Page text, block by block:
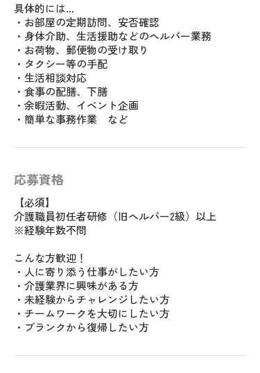
具体的には…
・お部屋の定期訪問、安否確認
・身体介助、生活援助などのヘルパー業務
・お荷物、郵便物の受け取り
・タクシー等の手配
・生活相談対応
・食事の配膳、下膳
・余暇活動、イベント企画
・簡単な事務作業 など
応募資格
【必須】
介護職員初任者研修（旧ヘルパー2級）以上
※経験年数不問
こんな方歓迎！
・人に寄り添う仕事がしたい方
・介護業界に興味がある方
・未経験からチャレンジしたい方
・チームワークを大切にしたい方
・ブランクから復帰したい方